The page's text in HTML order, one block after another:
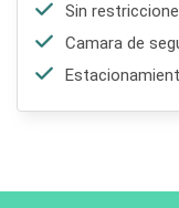
Sin
Camara de